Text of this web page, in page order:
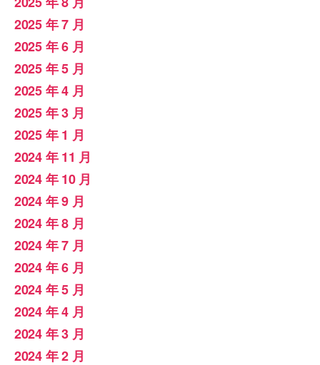
2025 年 7 月
2025 年 6 月
2025 年 5 月
2025 年 4 月
2025 年 3 月
2025 年 1 月
2024 年 11 月
2024 年 10 月
2024 年 9 月
2024 年 8 月
2024 年 7 月
2024 年 6 月
2024 年 5 月
2024 年 4 月
2024 年 3 月
2024 年 2 月